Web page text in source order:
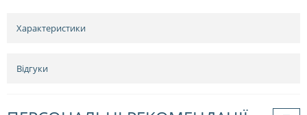
Характеристики
Відгуки